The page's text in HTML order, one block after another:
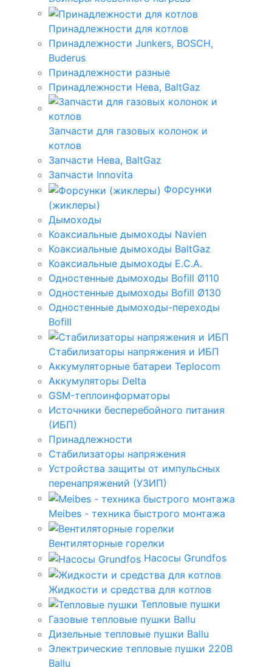
Принадлежности для котлов
Принадлежности Junkers, BOSCH,
Buderus
Принадлежности разные
Принадлежности Нева, BaltGaz
Запчасти для газовых колонок и
котлов
Запчасти Нева, BaltGaz
Запчасти Innovita
Форсунки
(жиклеры)
Дымоходы
Коаксиальные дымоходы Navien
Коаксиальные дымоходы BaltGaz
Коаксиальные дымоходы E.C.A.
Одностенные дымоходы Bofill Ø110
Одностенные дымоходы Bofill Ø130
Одностенные дымоходы-переходы
Bofill
Стабилизаторы напряжения и ИБП
Аккумуляторные батареи Teplocom
Аккумуляторы Delta
GSM-теплоинформаторы
Источники бесперебойного питания
(ИБП)
Принадлежности
Стабилизаторы напряжения
Устройства защиты от импульсных
перенапряжений (УЗИП)
Meibes - техника быстрого монтажа
Вентиляторные горелки
Насосы Grundfos
Жидкости и средства для котлов
Тепловые пушки
Газовые тепловые пушки Ballu
Дизельные тепловые пушки Ballu
Электрические тепловые пушки 220В
Ballu